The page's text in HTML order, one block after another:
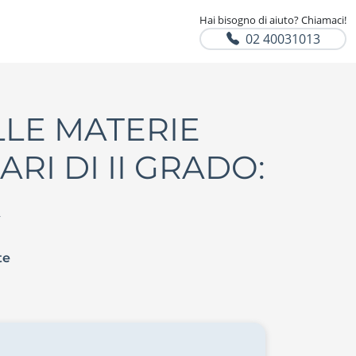
Hai bisogno di aiuto? Chiamaci!
02 40031013
MATERIE
DI II GRADO: